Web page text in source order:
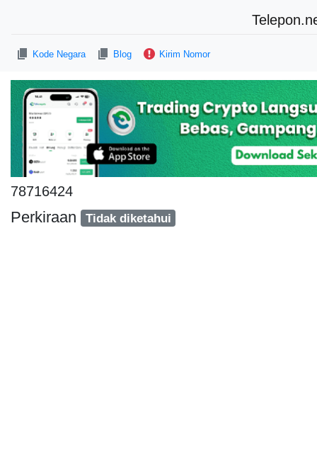
Kode Negara Blog Kirim Nomor
78716424
Perkiraan Tidak diketahui